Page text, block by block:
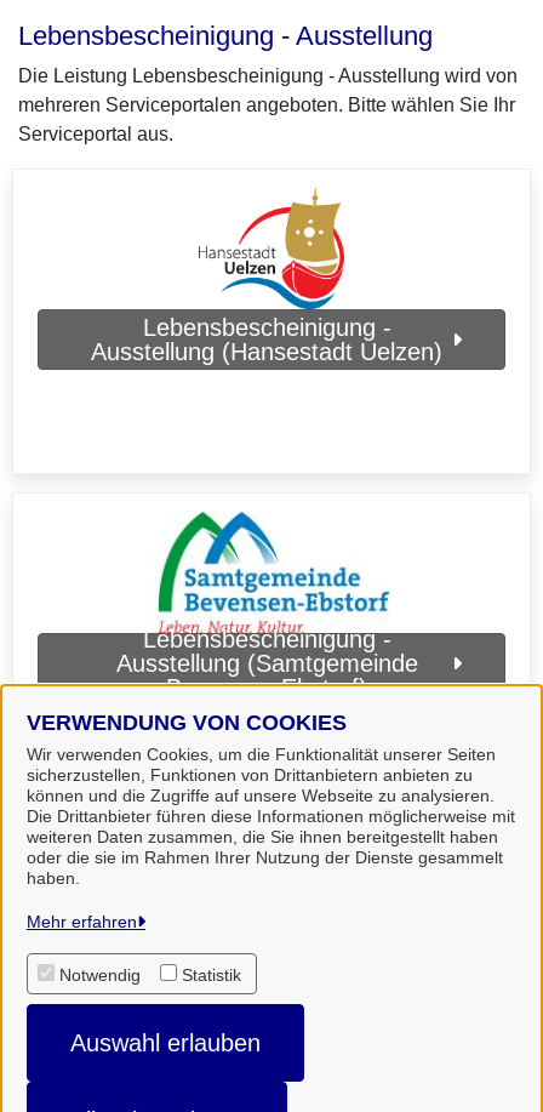
VERWENDUNG VON COOKIES
Wir verwenden Cookies, um die Funktionalität unserer Seiten
sicherzustellen, Funktionen von Drittanbietern anbieten zu
können und die Zugriffe auf unsere Webseite zu analysieren.
Die Drittanbieter führen diese Informationen möglicherweise mit
weiteren Daten zusammen, die Sie ihnen bereitgestellt haben
oder die sie im Rahmen Ihrer Nutzung der Dienste gesammelt
haben.
Mehr erfahren
Notwendig Statistik
Auswahl erlauben
Lebensbescheinigung - Ausstellung
Die Leistung Lebensbescheinigung - Ausstellung wird von
mehreren Serviceportalen angeboten. Bitte wählen Sie Ihr
Serviceportal aus.
Lebensbescheinigung -
Ausstellung (Hansestadt Uelzen)
Lebensbescheinigung -
Ausstellung (Samtgemeinde
Bevensen-Ebstorf)
Landkreis Uelzen
Alle Rechte vorbehalten